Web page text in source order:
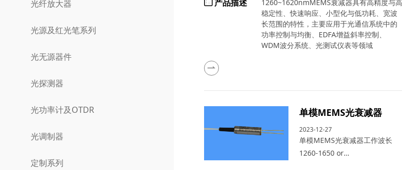
光纤放大器
光源及红光笔系列
光无源器件
光探测器
光功率计及OTDR
光调制器
定制系列
≥30dB
产品描述
1260~1620nmMEMS衰减器具有高精度与高
稳定性、快速响应、小型化与低功耗、宽波
长范围的特性，主要应用于光通信系统中的
功率控制与均衡、EDFA增益斜率控制、
WDM波分系统、光测试仪表等领域
单模MEMS光衰减器
2023-12-27
单模MEMS光衰减器工作波长
1260-1650 or